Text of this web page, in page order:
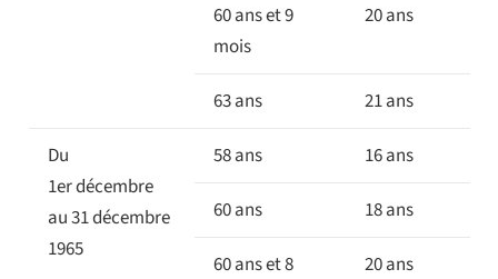
60 ans et 9
mois
20 ans
63 ans 21 ans
Du
1er décembre
au 31 décembre
1965
58 ans 16 ans
60 ans 18 ans
60 ans et 8
20 ans